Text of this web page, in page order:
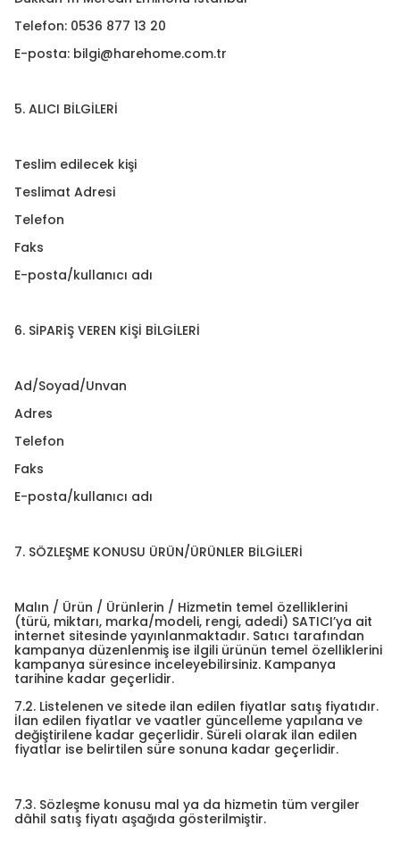
Telefon: 0536 877 13 20
E-posta: bilgi@harehome.com.tr
5. ALICI BİLGİLERİ
Teslim edilecek kişi
Teslimat Adresi
Telefon
Faks
E-posta/kullanıcı adı
6. SİPARİŞ VEREN KİŞİ BİLGİLERİ
Ad/Soyad/Unvan
Adres
Telefon
Faks
E-posta/kullanıcı adı
7. SÖZLEŞME KONUSU ÜRÜN/ÜRÜNLER BİLGİLERİ
Malın / Ürün / Ürünlerin / Hizmetin temel özelliklerini
(türü, miktarı, marka/modeli, rengi, adedi) SATICI’ya ait
internet sitesinde yayınlanmaktadır. Satıcı tarafından
kampanya düzenlenmiş ise ilgili ürünün temel özelliklerini
kampanya süresince inceleyebilirsiniz. Kampanya
tarihine kadar geçerlidir.
7.2. Listelenen ve sitede ilan edilen fiyatlar satış fiyatıdır.
İlan edilen fiyatlar ve vaatler güncelleme yapılana ve
değiştirilene kadar geçerlidir. Süreli olarak ilan edilen
fiyatlar ise belirtilen süre sonuna kadar geçerlidir.
7.3. Sözleşme konusu mal ya da hizmetin tüm vergiler
dâhil satış fiyatı aşağıda gösterilmiştir.